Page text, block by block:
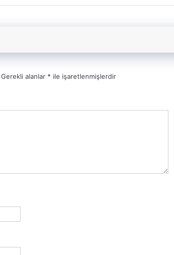
Gerekli alanlar * ile işaretlenmişlerdir